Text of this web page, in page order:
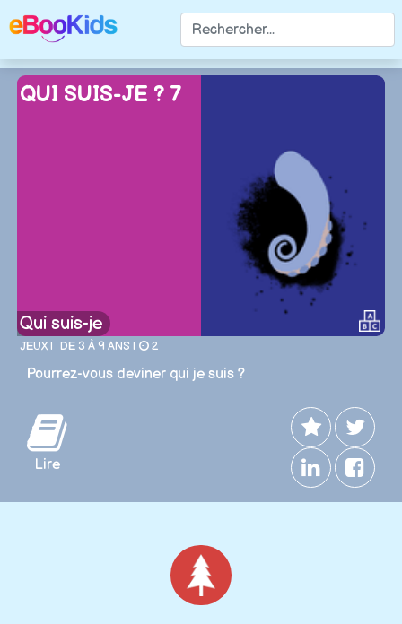
QUI SUIS-JE ? 7
Qui suis-je
JEUX | DE 3 À 9 ANS | 2
Pourrez-vous deviner qui je suis ?
Lire
Noël